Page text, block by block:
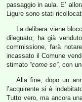
passaggio in aula. E’
Ligure sono stati
La delibera viene
dileguato; ha già
commissione, farà
incassato il Comune
stimato “come se”, con
Alla fine, dopo un
l’acquirente si è
Tutto vero, ma ancora